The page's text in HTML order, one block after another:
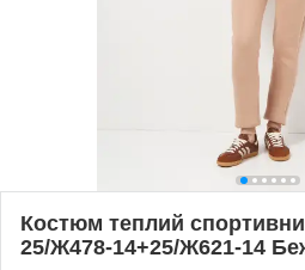
Костюм теплий
25/Ж478-14+25/Ж621-14